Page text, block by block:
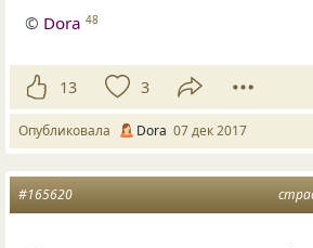
© Dora 48
13 3
Опубликовала Dora 07 дек 2017
#165620